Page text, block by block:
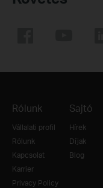
Rólunk
Vállalati profil
Rólunk
Kapcsolat
Karrier
Privacy Policy
Sajtó
Hírek
Díjak
Blog